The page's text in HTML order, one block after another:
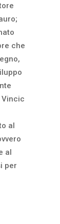
che
al
al
per